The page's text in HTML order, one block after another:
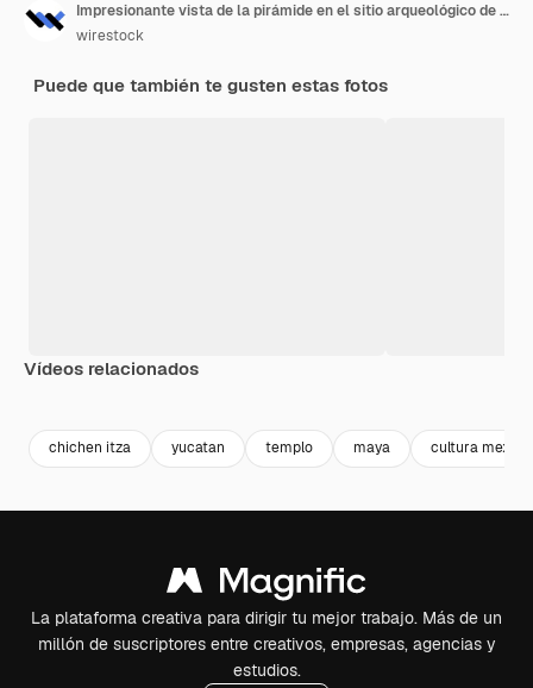
Impresionante vista de la pirámide en el sitio arqueológico de Chichén Itzá en Yucatán, México
wirestock
Puede que también te gusten estas fotos
Vídeos relacionados
chichen itza yucatan templo maya cultura mexico
La plataforma creativa para dirigir tu mejor trabajo. Más de un
millón de suscriptores entre creativos, empresas, agencias y
estudios.